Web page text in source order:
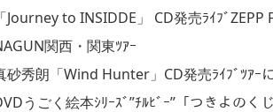
Journey to INSIDDE」 CD発売ﾗｲﾌﾞZEPP
関西・関東ﾂｱｰ
砂秀朗「Wind Hunter」CD発売ﾗｲﾌﾞﾂｱｰ
うごく絵本ｼﾘｰｽﾞ”ﾁﾙﾋﾞｰ”「つきよのく